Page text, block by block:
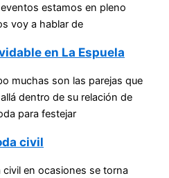
estamos en pleno
voy a hablar de
en La Espuela
muchas son las parejas que
dentro de su relación de
para festejar
civil
en ocasiones se torna